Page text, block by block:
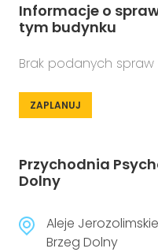
Informacje o
tym budynku
Brak podanych spraw
ZAPLANUJ
Przychodnia
Dolny
Aleje
Brzeg Dolny